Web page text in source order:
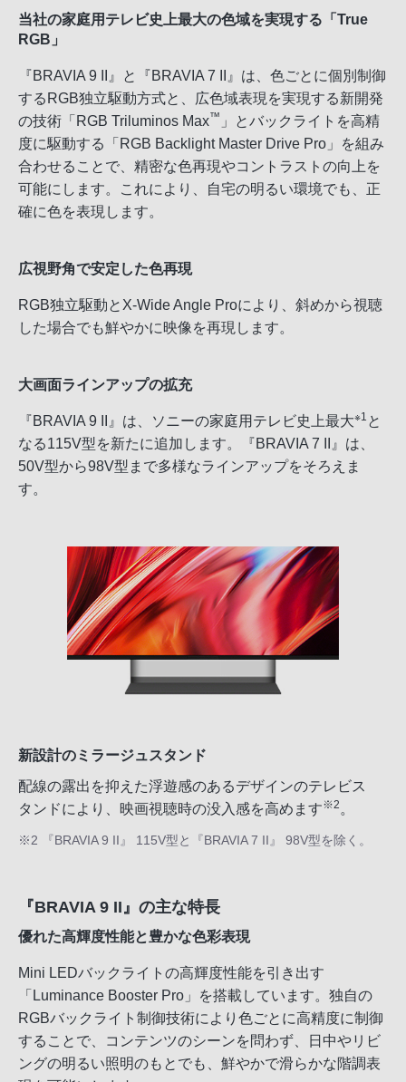
当社の家庭用テレビ史上最大の色域を実現する「True
RGB」
『BRAVIA 9 II』と『BRAVIA 7 II』は、色ごとに個別制御
するRGB独立駆動方式と、広色域表現を実現する新開発
の技術「RGB Triluminos Max™ 」とバックライトを高精
度に駆動する「RGB Backlight Master Drive Pro」を組み
合わせることで、精密な色再現やコントラストの向上を
可能にします。これにより、自宅の明るい環境でも、正
確に色を表現します。
広視野角で安定した色再現
RGB独立駆動とX-Wide Angle Proにより、斜めから視聴
した場合でも鮮やかに映像を再現します。
大画面ラインアップの拡充
『BRAVIA 9 II』は、ソニーの家庭用テレビ史上最大※1 と
なる115V型を新たに追加します。『BRAVIA 7 II』は、
50V型から98V型まで多様なラインアップをそろえま
す。
新設計のミラージュスタンド
配線の露出を抑えた浮遊感のあるデザインのテレビス
タンドにより、映画視聴時の没入感を高めます※2。
※2 『BRAVIA 9 II』 115V型と『BRAVIA 7 II』 98V型を除く。
『BRAVIA 9 II』の主な特長
優れた高輝度性能と豊かな色彩表現
Mini LEDバックライトの高輝度性能を引き出す
「Luminance Booster Pro」を搭載しています。独自の
RGBバックライト制御技術により色ごとに高精度に制御
することで、コンテンツのシーンを問わず、日中やリビ
ングの明るい照明のもとでも、鮮やかで滑らかな階調表